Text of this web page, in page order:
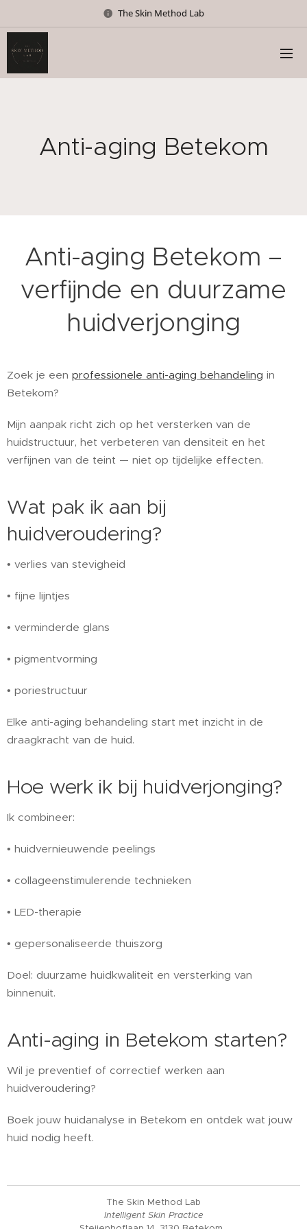
The Skin Method Lab
Anti-aging Betekom
Anti-aging Betekom –
verfijnde en duurzame
huidverjonging
Zoek je een professionele anti-aging behandeling in
Betekom?
Mijn aanpak richt zich op het versterken van de
huidstructuur, het verbeteren van densiteit en het
verfijnen van de teint — niet op tijdelijke effecten.
Wat pak ik aan bij
huidveroudering?
• verlies van stevigheid
• fijne lijntjes
• verminderde glans
• pigmentvorming
• poriestructuur
Elke anti-aging behandeling start met inzicht in de
draagkracht van de huid.
Hoe werk ik bij huidverjonging?
Ik combineer:
• huidvernieuwende peelings
• collageenstimulerende technieken
• LED-therapie
• gepersonaliseerde thuiszorg
Doel: duurzame huidkwaliteit en versterking van
binnenuit.
Anti-aging in Betekom starten?
Wil je preventief of correctief werken aan
huidveroudering?
Boek jouw huidanalyse in Betekom en ontdek wat jouw
huid nodig heeft.
The Skin Method Lab
Intelligent Skin Practice